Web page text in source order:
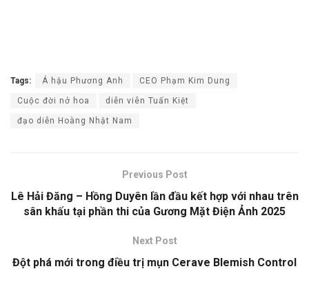
Tags: Á hậu Phương Anh CEO Phạm Kim Dung
Cuộc đời nở hoa diễn viên Tuấn Kiệt
đạo diễn Hoàng Nhật Nam
Previous Post
Lê Hải Đăng – Hồng Duyên lần đầu kết hợp với nhau trên
sân khấu tại phần thi của Gương Mặt Điện Ảnh 2025
Next Post
Đột phá mới trong điều trị mụn Cerave Blemish Control